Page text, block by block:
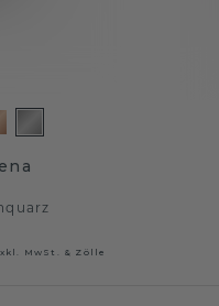
MwSt. & Zölle